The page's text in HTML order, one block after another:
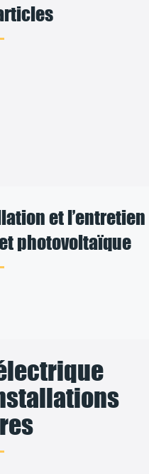
et l’entretien
photovoltaïque